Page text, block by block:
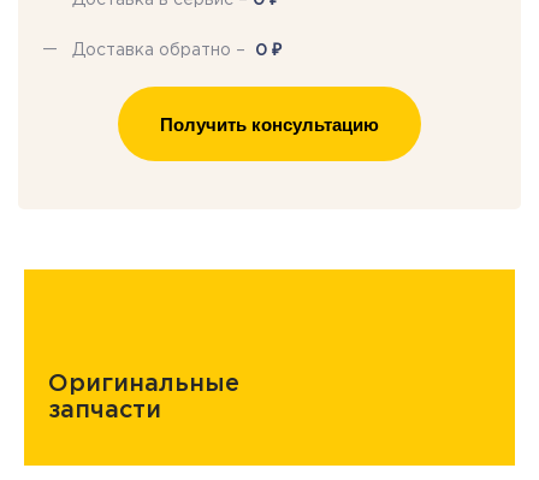
Доставка обратно – 0 ₽
Получить консультацию
Оригинальные
запчасти